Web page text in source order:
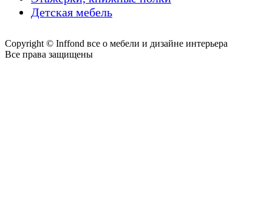
Детская мебель
Copyright © Inffond все о мебели и дизайне интерьера
Все права защищены